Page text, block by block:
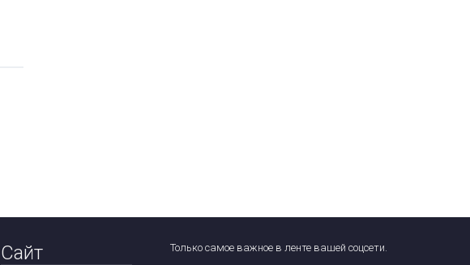
Сайт
Только самое важное в ленте вашей соцсети.